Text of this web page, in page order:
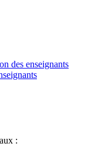
des enseignants
: